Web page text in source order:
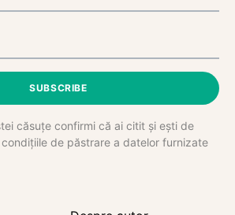
SUBSCRIBE
căsuțe confirmi că ai citit și ești de
de păstrare a datelor furnizate